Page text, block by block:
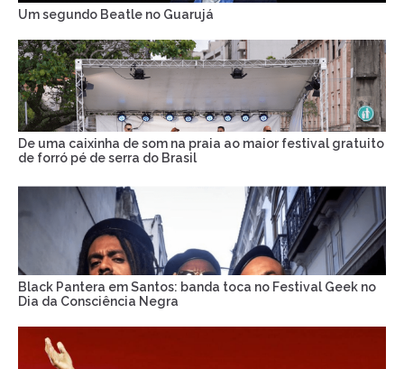
Um segundo Beatle no Guarujá
De uma caixinha de som na praia ao maior festival gratuito
de forró pé de serra do Brasil
Black Pantera em Santos: banda toca no Festival Geek no
Dia da Consciência Negra